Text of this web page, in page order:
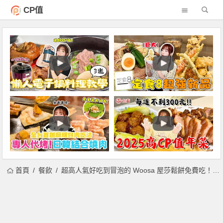
CP值
首頁 餐飲 超高人氣好吃到冒泡的 Woosa 屋莎鬆餅免費吃！超夯鬆餅加入 LINE 官方帳號即可享有！